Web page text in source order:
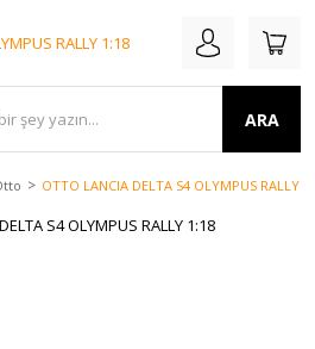
ARA
OTTO LANCIA DELTA S4 OLYMPUS RALLY